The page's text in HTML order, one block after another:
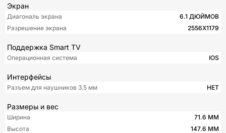
Экран
Диагональ экрана
6.1 ДЮЙМОВ
Разрешение экрана
2556X1179
Поддержка Smart TV
Операционная система IOS
Интерфейсы
Разъем для наушников 3.5 мм НЕТ
Размеры и вес
Ширина
71.6 ММ
Высота
147.6 ММ